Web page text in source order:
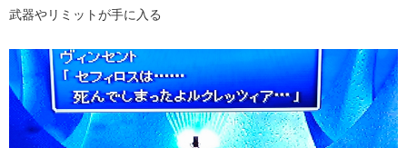
武器やリミットが手に入る